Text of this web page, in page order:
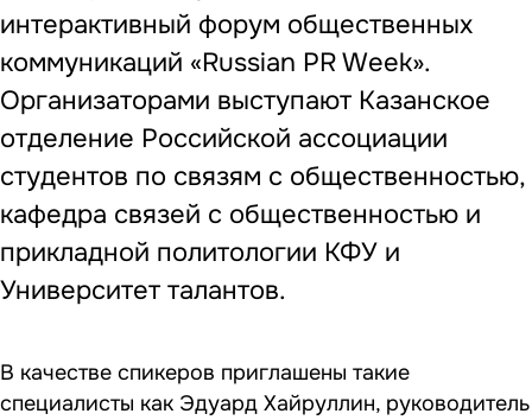
интерактивный форум общественных
коммуникаций «Russian PR Week».
Организаторами выступают Казанское
отделение Российской ассоциации
студентов по связям с общественностью,
кафедра связей с общественностью и
прикладной политологии КФУ и
Университет талантов.
В качестве спикеров приглашены такие
специалисты как Эдуард Хайруллин, руководитель